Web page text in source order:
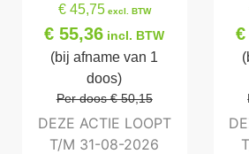
€ 45,75excl. BTW
€ 55,36 incl. BTW
(bij afname van 1
doos)
Per doos € 50,15
DEZE ACTIE LOOPT
T/M 31-08-2026
€